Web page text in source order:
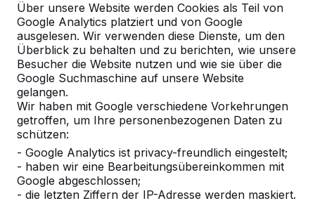
Über unsere Website werden Cookies als Teil von
Google Analytics platziert und von Google
ausgelesen. Wir verwenden diese Dienste, um den
Überblick zu behalten und zu berichten, wie unsere
Besucher die Website nutzen und wie sie über die
Google Suchmaschine auf unsere Website
gelangen.
Wir haben mit Google verschiedene Vorkehrungen
getroffen, um Ihre personenbezogenen Daten zu
schützen:
- Google Analytics ist privacy-freundlich eingestelt;
- haben wir eine Bearbeitungsübereinkommen mit
Google abgeschlossen;
- die letzten Ziffern der IP-Adresse werden maskiert.
Referenzen
Unsere Produkte finden Sie in ganz Europa
und darüber hinaus. Sehen Sie hier, wo Sie
ein HeBlad-Produkt in Ihrer Nähe finden.